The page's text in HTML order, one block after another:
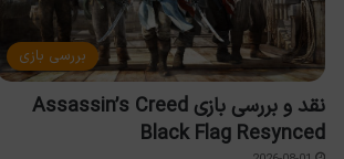
بررسی بازی
نقد و بررسی بازی Assassin’s Creed
Black Flag Resynced